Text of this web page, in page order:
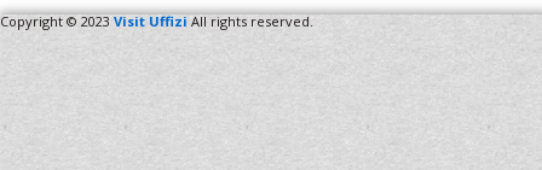
Copyright © 2023 Visit Uffizi All rights reserved.